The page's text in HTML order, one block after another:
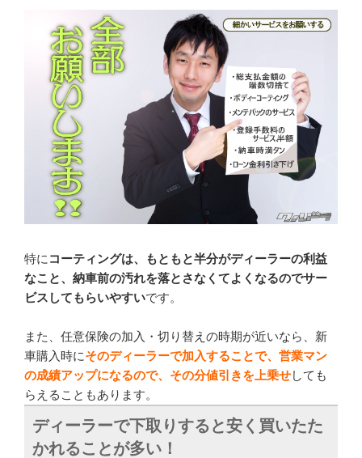
特に コーティングは、もともと半分がディーラーの利益
なこと、納車前の汚れを落とさなくてよくなるのでサー
ビスしてもらいやすいです。
また、任意保険の加入・切り替えの時期が近いなら、新
車購入時にそのディーラーで加入することで、営業マン
の成績アップになるので、その分値引きを上乗せしても
らえることもあります。
ディーラーで下取りすると安く買いたた
かれることが多い！